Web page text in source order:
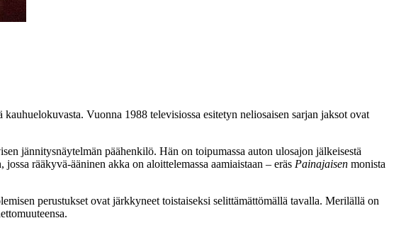
Vuonna 1988 televisiossa esitetyn neliosaisen sarjan jaksot ovat
jännitysnäytelmän päähenkilö. Hän on toipumassa auton ulosajon jälkeisestä
rääkyvä-ääninen akka on aloittelemassa aamiaistaan – eräs Painajaisen monista
perustukset ovat järkkyneet toistaiseksi selittämättömällä tavalla. Merilällä on